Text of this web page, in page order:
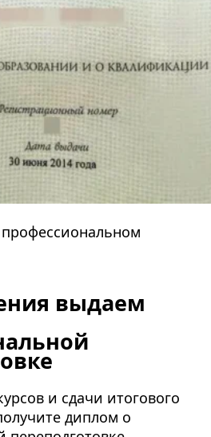
выдаем
и сдачи итогового
диплом о